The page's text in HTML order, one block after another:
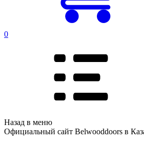
0
Назад в меню
Официальный сайт Belwooddoors в